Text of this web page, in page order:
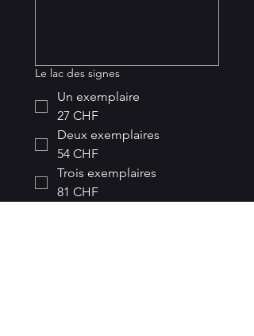
Le lac des signes
Un exemplaire
27 CHF
Deux exemplaires
54 CHF
Trois exemplaires
81 CHF